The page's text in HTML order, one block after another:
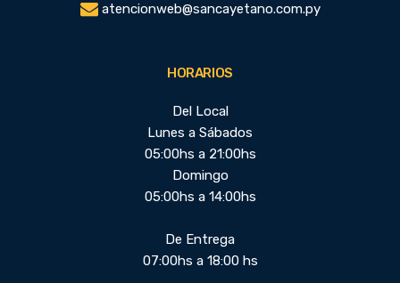
atencionweb@sancayetano.com.py
HORARIOS
Del Local
Lunes a Sábados
05:00hs a 21:00hs
Domingo
05:00hs a 14:00hs
De Entrega
07:00hs a 18:00 hs